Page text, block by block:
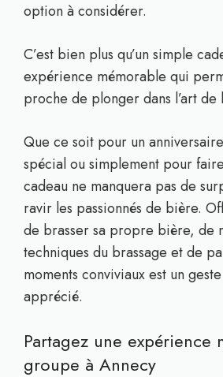
option à considérer.
C’est bien plus qu’un simple
expérience mémorable qui
proche de plonger dans l’art de
Que ce soit pour un
spécial ou simplement pour
cadeau ne manquera pas de
ravir les passionnés de bière.
de brasser sa propre bière, de
techniques du brassage et de
moments conviviaux est un
apprécié.
Partagez une expérience
groupe à Annecy